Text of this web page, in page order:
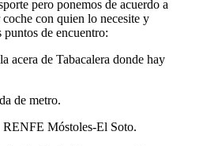
pero ponemos de acuerdo a
con quien lo necesite y
de encuentro:
acera de Tabacalera donde hay
de metro.
RENFE Móstoles-El Soto.